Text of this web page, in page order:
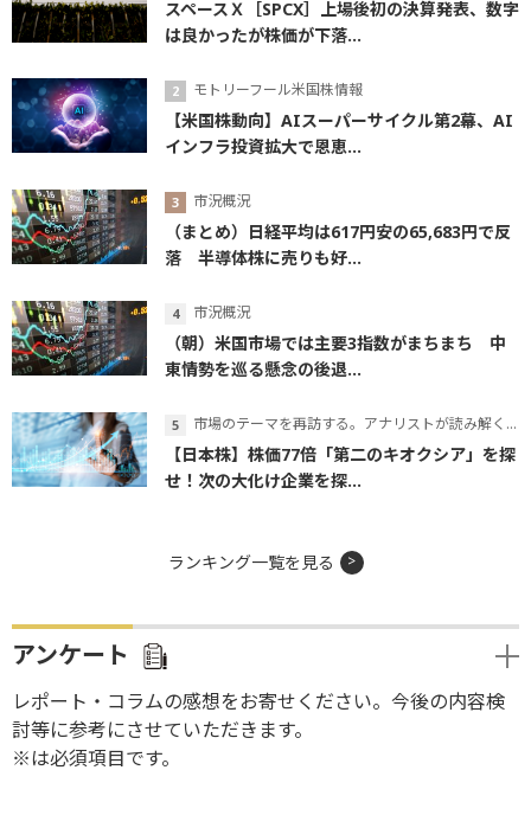
スペースＸ［SPCX］上場後初の決算発表、数字
は良かったが株価が下落...
モトリーフール米国株情報
【米国株動向】AIスーパーサイクル第2幕、AI
インフラ投資拡大で恩恵...
市況概況
（まとめ）日経平均は617円安の65,683円で反
落 半導体株に売りも好...
市況概況
（朝）米国市場では主要3指数がまちまち 中
東情勢を巡る懸念の後退...
市場のテーマを再訪する。アナリストが読み解くテーマの本質
【日本株】株価77倍「第二のキオクシア」を探
せ！次の大化け企業を探...
ランキング一覧を見る
アンケート
レポート・コラムの感想をお寄せください。今後の内容検
討等に参考にさせていただきます。
※は必須項目です。